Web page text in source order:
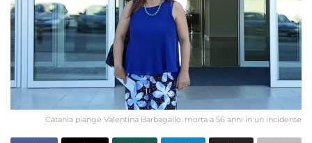
Catania piange Valentina Barbagallo, morta a 56 anni in un incidente